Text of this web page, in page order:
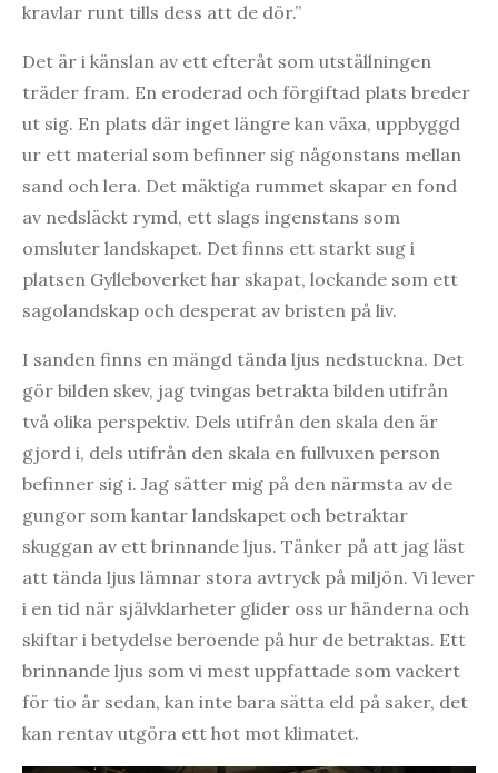
kravlar runt tills dess att de dör.”
Det är i känslan av ett efteråt som utställningen
träder fram. En eroderad och förgiftad plats breder
ut sig. En plats där inget längre kan växa, uppbyggd
ur ett material som befinner sig någonstans mellan
sand och lera. Det mäktiga rummet skapar en fond
av nedsläckt rymd, ett slags ingenstans som
omsluter landskapet. Det finns ett starkt sug i
platsen Gylleboverket har skapat, lockande som ett
sagolandskap och desperat av bristen på liv.
I sanden finns en mängd tända ljus nedstuckna. Det
gör bilden skev, jag tvingas betrakta bilden utifrån
två olika perspektiv. Dels utifrån den skala den är
gjord i, dels utifrån den skala en fullvuxen person
befinner sig i. Jag sätter mig på den närmsta av de
gungor som kantar landskapet och betraktar
skuggan av ett brinnande ljus. Tänker på att jag läst
att tända ljus lämnar stora avtryck på miljön. Vi lever
i en tid när självklarheter glider oss ur händerna och
skiftar i betydelse beroende på hur de betraktas. Ett
brinnande ljus som vi mest uppfattade som vackert
för tio år sedan, kan inte bara sätta eld på saker, det
kan rentav utgöra ett hot mot klimatet.